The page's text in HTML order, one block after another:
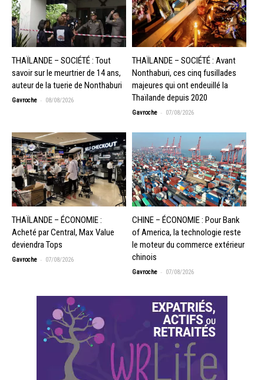
THAÏLANDE – SOCIÉTÉ : Tout
savoir sur le meurtrier de 14 ans,
auteur de la tuerie de Nonthaburi
Gavroche - 08/08/2026
THAÏLANDE – SOCIÉTÉ : Avant
Nonthaburi, ces cinq fusillades
majeures qui ont endeuillé la
Thaïlande depuis 2020
Gavroche - 07/08/2026
THAÏLANDE – ÉCONOMIE :
Acheté par Central, Max Value
deviendra Tops
Gavroche - 07/08/2026
CHINE – ÉCONOMIE : Pour Bank
of America, la technologie reste
le moteur du commerce extérieur
chinois
Gavroche - 07/08/2026